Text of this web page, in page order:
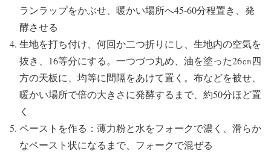
ランラップをかぶせ、暖かい場所へ45-60分程置き、発
酵させる
生地を打ち付け、何回か二つ折りにし、生地内の空気を
抜き、16等分にする。一つづつ丸め、油を塗った26㎝四
方の天板に、均等に間隔をあけて置く。布などを被せ、
暖かい場所で倍の大きさに発酵するまで、約50分ほど置
く
ペーストを作る：薄力粉と水をフォークで濃く、滑らか
なペースト状になるまで、フォークで混ぜる